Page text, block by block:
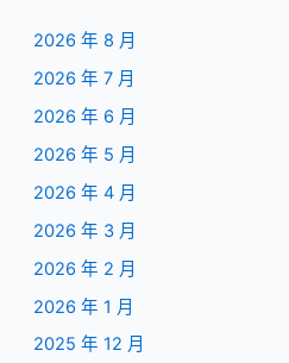
2026 年 8 月
2026 年 7 月
2026 年 6 月
2026 年 5 月
2026 年 4 月
2026 年 3 月
2026 年 2 月
2026 年 1 月
2025 年 12 月